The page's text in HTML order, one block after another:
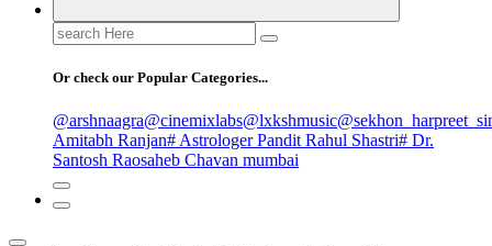
Search
for:
Or check our Popular Categories...
@arshnaagra@cinemixlabs@lxkshmusic
Amitabh Ranjan# Astrologer Pandit Rahul Shastri# Dr.
Santosh Raosaheb Chavan mumbai